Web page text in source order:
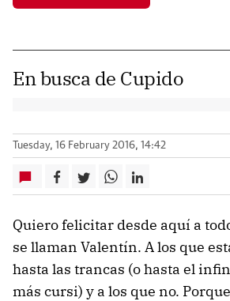
En busca de Cupido
Tuesday, 16 February 2016, 14:42
Quiero felicitar desde aquí a
se llaman Valentín. A los que
hasta las trancas (o hasta el
más cursi) y a los que no.